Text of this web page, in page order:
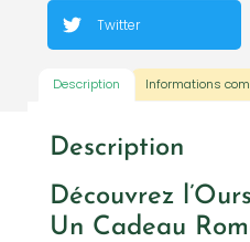
Twitter
Description Informations
Description
Découvrez
Un Cadeau